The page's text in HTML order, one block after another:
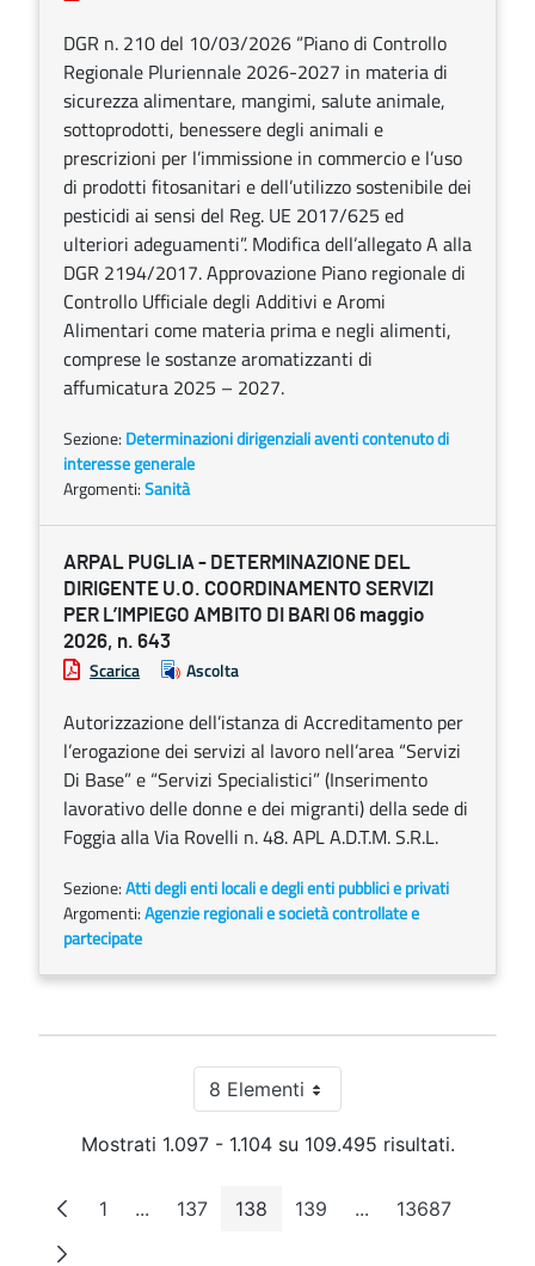
DGR n. 210 del 10/03/2026 “Piano di Controllo
Regionale Pluriennale 2026-2027 in materia di
sicurezza alimentare, mangimi, salute animale,
sottoprodotti, benessere degli animali e
prescrizioni per l’immissione in commercio e l’uso
di prodotti fitosanitari e dell’utilizzo sostenibile dei
pesticidi ai sensi del Reg. UE 2017/625 ed
ulteriori adeguamenti”. Modifica dell’allegato A alla
DGR 2194/2017. Approvazione Piano regionale di
Controllo Ufficiale degli Additivi e Aromi
Alimentari come materia prima e negli alimenti,
comprese le sostanze aromatizzanti di
affumicatura 2025 – 2027.
Sezione: Determinazioni dirigenziali aventi contenuto di
interesse generale
Argomenti:Sanità
ARPAL PUGLIA - DETERMINAZIONE DEL
DIRIGENTE U.O. COORDINAMENTO SERVIZI
PER L’IMPIEGO AMBITO DI BARI 06 maggio
2026, n. 643
Scarica Ascolta
Autorizzazione dell’istanza di Accreditamento per
l’erogazione dei servizi al lavoro nell’area “Servizi
Di Base” e “Servizi Specialistici” (Inserimento
lavorativo delle donne e dei migranti) della sede di
Foggia alla Via Rovelli n. 48. APL A.D.T.M. S.R.L.
Sezione:Atti degli enti locali e degli enti pubblici e privati
Argomenti:Agenzie regionali e società controllate e
partecipate
8 ElementiPer pagina
Mostrati 1.097 - 1.104 su 109.495 risultati.
Pagina
1 ...Pagine intermedie
Pagina
137 Pagina
138 Pagina
139 ...Pagine intermedie
Pagina
13687